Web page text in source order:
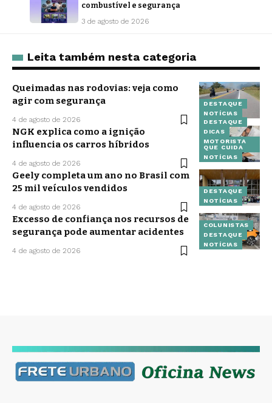
combustível e segurança
3 de agosto de 2026
Leita também nesta categoria
DESTAQUE
NOTÍCIAS
Queimadas nas rodovias: veja como
agir com segurança
4 de agosto de 2026
DESTAQUE
DICAS
MOTORISTA
QUE CUIDA
NOTÍCIAS
NGK explica como a ignição
influencia os carros híbridos
4 de agosto de 2026
DESTAQUE
NOTÍCIAS
Geely completa um ano no Brasil com
25 mil veículos vendidos
4 de agosto de 2026
COLUNISTAS
DESTAQUE
NOTÍCIAS
Excesso de confiança nos recursos de
segurança pode aumentar acidentes
4 de agosto de 2026